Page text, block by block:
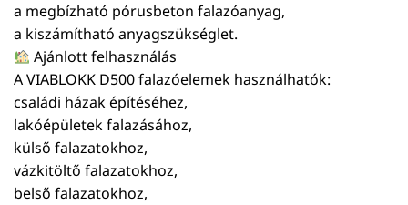
a megbízható pórusbeton falazóanyag,
a kiszámítható anyagszükséglet.
Ajánlott felhasználás
A VIABLOKK D500 falazóelemek használhatók:
családi házak építéséhez,
lakóépületek falazásához,
külső falazatokhoz,
vázkitöltő falazatokhoz,
belső falazatokhoz,